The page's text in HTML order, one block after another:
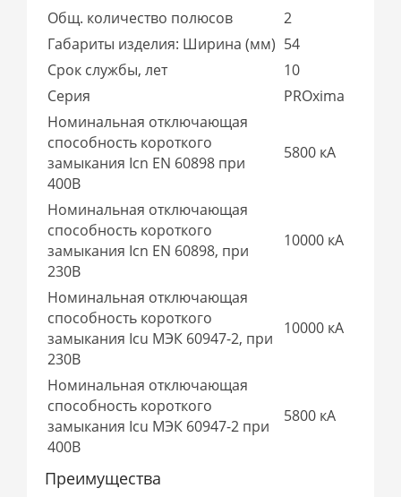
Общ. количество полюсов
2
Габариты изделия: Ширина (мм) 54
Срок службы, лет
10
Серия
PROxima
Номинальная отключающая
способность короткого
замыкания Icn EN 60898 при
400В
5800 кА
Номинальная отключающая
способность короткого
замыкания Icn EN 60898, при
230В
10000 кА
Номинальная отключающая
способность короткого
замыкания Icu МЭК 60947-2, при
230В
10000 кА
Номинальная отключающая
способность короткого
замыкания Icu МЭК 60947-2 при
400В
5800 кА
Преимущества